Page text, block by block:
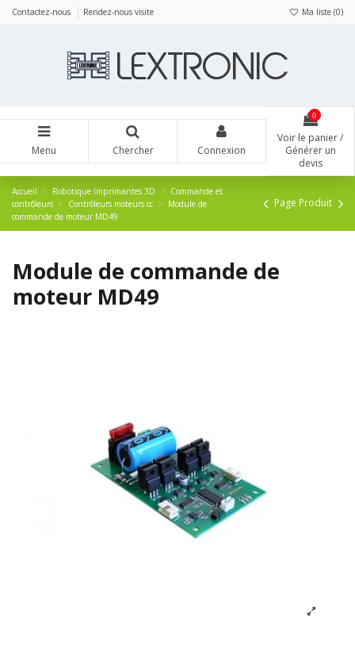
Contactez-nous Rendez-nous visite Ma liste (0)
Menu Chercher Connexion
0
Voir le panier /
Générer un
devis
Accueil Robotique Imprimantes 3D
Commande et
contrôleurs
Contrôleurs moteurs cc
Module de
commande de moteur MD49
Page Produit
Module de commande de
moteur MD49
Panneau de gestion des cookies